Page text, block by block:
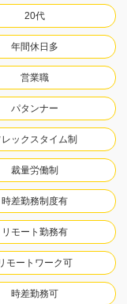
20代
年間休日多
営業職
パタンナー
レックスタイム制
裁量労働制
時差勤務制度有
リモート勤務有
モートワーク可
時差勤務可